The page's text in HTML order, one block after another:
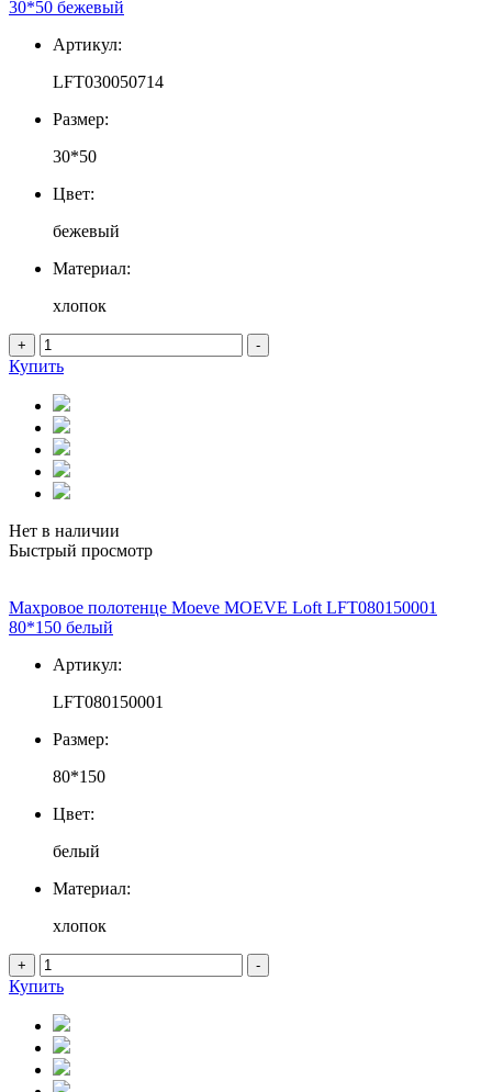
30*50 бежевый
Артикул:
LFT030050714
Размер:
30*50
Цвет:
бежевый
Материал:
хлопок
+ -
Купить
Нет в наличии
Быстрый просмотр
Махровое полотенце Moeve MOEVE Loft LFT080150001
80*150 белый
Артикул:
LFT080150001
Размер:
80*150
Цвет:
белый
Материал:
хлопок
+ -
Купить